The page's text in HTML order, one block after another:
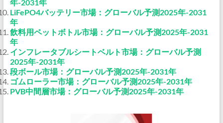
年-2031年
LiFePO4バッテリー市場：グローバル予測2025年-2031
年
飲料用ペットボトル市場：グローバル予測2025年-2031
年
インフレータブルシートベルト市場：グローバル予測
2025年-2031年
段ボール市場：グローバル予測2025年-2031年
ゴムローラー市場：グローバル予測2025年-2031年
PVB中間層市場：グローバル予測2025年-2031年